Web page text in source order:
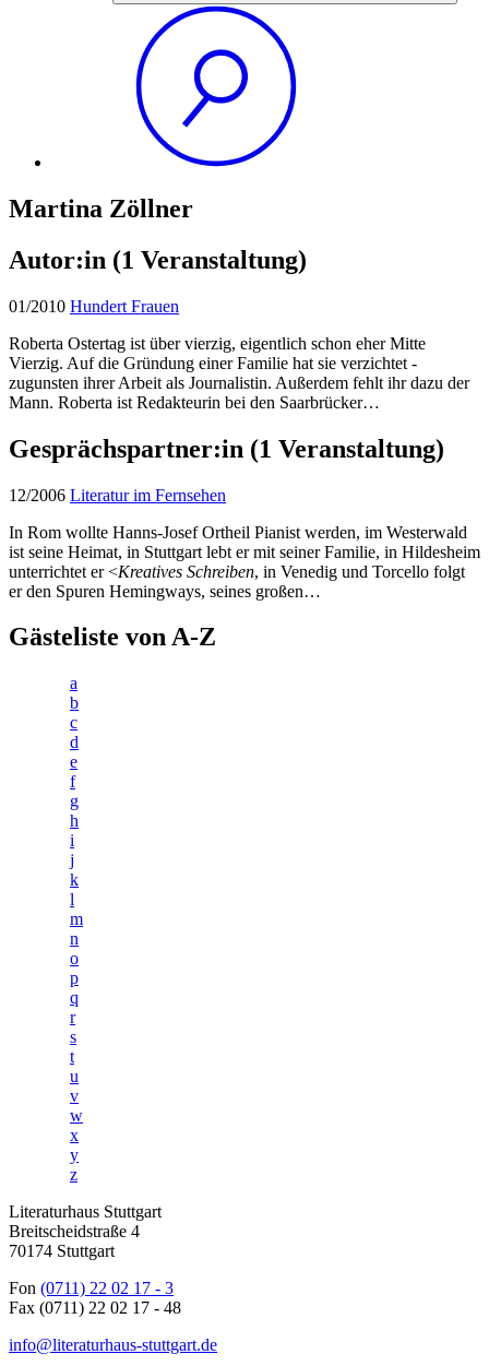
Martina Zöllner
Autor:in (1 Veranstaltung)
01/2010 Hundert Frauen
Roberta Ostertag ist über vierzig, eigentlich schon eher Mitte
Vierzig. Auf die Gründung einer Familie hat sie verzichtet -
zugunsten ihrer Arbeit als Journalistin. Außerdem fehlt ihr dazu der
Mann. Roberta ist Redakteurin bei den Saarbrücker…
Gesprächspartner:in (1 Veranstaltung)
12/2006 Literatur im Fernsehen
In Rom wollte Hanns-Josef Ortheil Pianist werden, im Westerwald
ist seine Heimat, in Stuttgart lebt er mit seiner Familie, in Hildesheim
unterrichtet er <Kreatives Schreiben, in Venedig und Torcello folgt
er den Spuren Hemingways, seines großen…
Gästeliste von A-Z
a
b
c
d
e
f
g
h
i
j
k
l
m
n
o
p
q
r
s
t
u
v
w
x
y
z
Literaturhaus Stuttgart
Breitscheidstraße 4
70174 Stuttgart
Fon (0711) 22 02 17 - 3
Fax (0711) 22 02 17 - 48
info@literaturhaus-stuttgart.de